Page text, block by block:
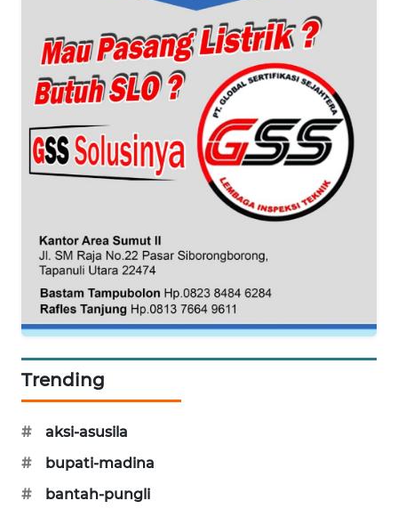
Trending
#
aksi-asusila
#
bupati-madina
#
bantah-pungli
WAHANA
HEALTH
WAHANA
DESA
WISATA
WAHANA
Wahana
Network
KONSUMEN
LISTRIK
MASYARAKAT
KELISTRIKAN
WALINKI
ID